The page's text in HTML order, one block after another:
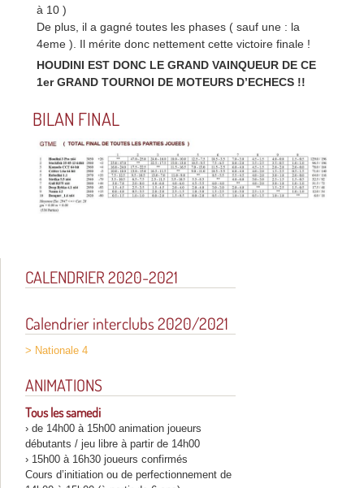
à 10 )
De plus, il a gagné toutes les phases ( sauf une : la
4eme ). Il mérite donc nettement cette victoire finale !
HOUDINI EST DONC LE GRAND VAINQUEUR DE CE
1er GRAND TOURNOI DE MOTEURS D’ECHECS !!
BILAN FINAL
CALENDRIER 2020-2021
Calendrier interclubs 2020/2021
> Nationale 4
ANIMATIONS
Tous les samedi
› de 14h00 à 15h00 animation joueurs
débutants / jeu libre à partir de 14h00
› 15h00 à 16h30 joueurs confirmés
Cours d’initiation ou de perfectionnement de